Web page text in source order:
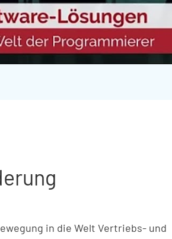
in die Welt Vertriebs- und